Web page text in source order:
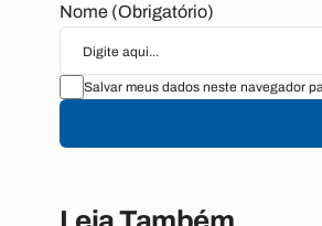
Nome (Obrigatório)
Salvar meus dados neste navegador